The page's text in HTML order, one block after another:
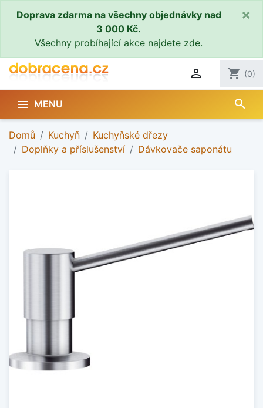
Doprava zdarma na všechny objednávky nad
3 000 Kč.
Všechny probíhající akce najdete zde.
×
 shopping_cart (0)
 MENU search
Domů Kuchyň
Kuchyňské dřezy
Doplňky a příslušenství
Dávkovače saponátu